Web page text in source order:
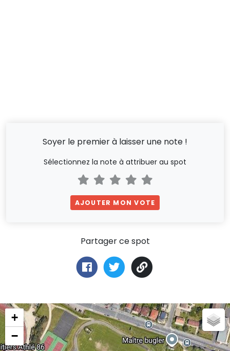
Soyer le premier à laisser une note !
Sélectionnez la note à attribuer au spot
AJOUTER MON VOTE
Partager ce spot
+
−